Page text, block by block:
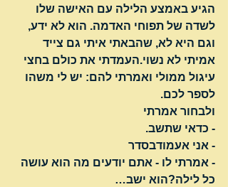
הגיע באמצע הלילה עם האישה שלו
לשדה של תפוחי האדמה. הוא לא ידע,
וגם היא לא, שהבאתי איתי גם צייד
אמיתי לא נשוי.העמדתי את כולם בחצי
עיגול ממולי ואמרתי להם: יש לי משהו
לספר לכם.
ולבחור אמרתי
- כדאי שתשב.
- אני אעמודבסדר
- אמרתי לו - אתם יודעים מה הוא עושה
כל לילה?הוא ישב…